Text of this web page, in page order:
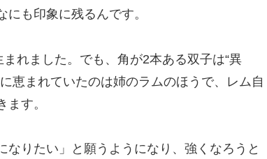
も印象に残るんです。
れました。でも、角が2本ある双子は“異
恵まれていたのは姉のラムのほうで、レム自
す。
りたい」と願うようになり、強くなろうと